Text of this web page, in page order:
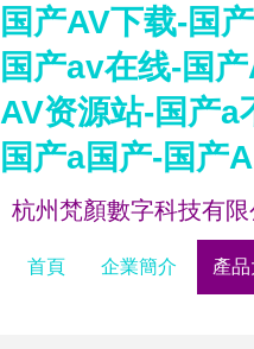
国产AV下载-国
国产av在线-国
AV资源站-国产a
国产a国产-国产
杭州梵顏數字科技有限
首頁 企業簡介 產